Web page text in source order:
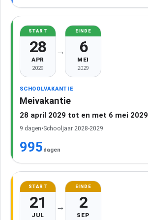
START
28
APR
2029
→
EINDE
6
MEI
2029
SCHOOLVAKANTIE
Meivakantie
28 april 2029 tot en met 6 mei 2029
9 dagen•Schooljaar 2028-2029
995 dagen
START
21
JUL
→
EINDE
2
SEP